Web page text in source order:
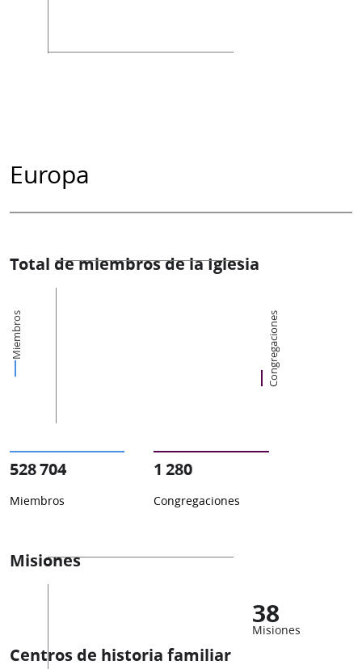
Europa
Total de miembros de la Iglesia
Miembros Congregaciones
528 704
Miembros
1 280
Congregaciones
Misiones
38
Misiones
Centros de historia familiar